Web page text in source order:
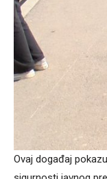
Ovaj događaj